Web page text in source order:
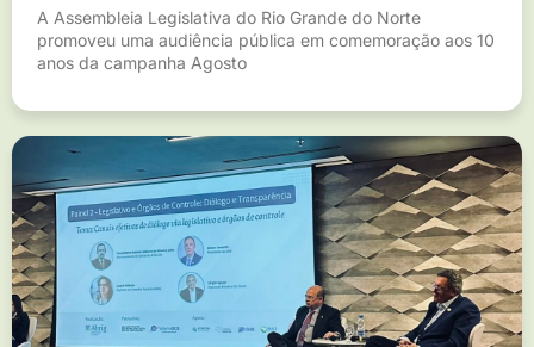
A Assembleia Legislativa do Rio Grande do Norte
promoveu uma audiência pública em comemoração aos 10
anos da campanha Agosto